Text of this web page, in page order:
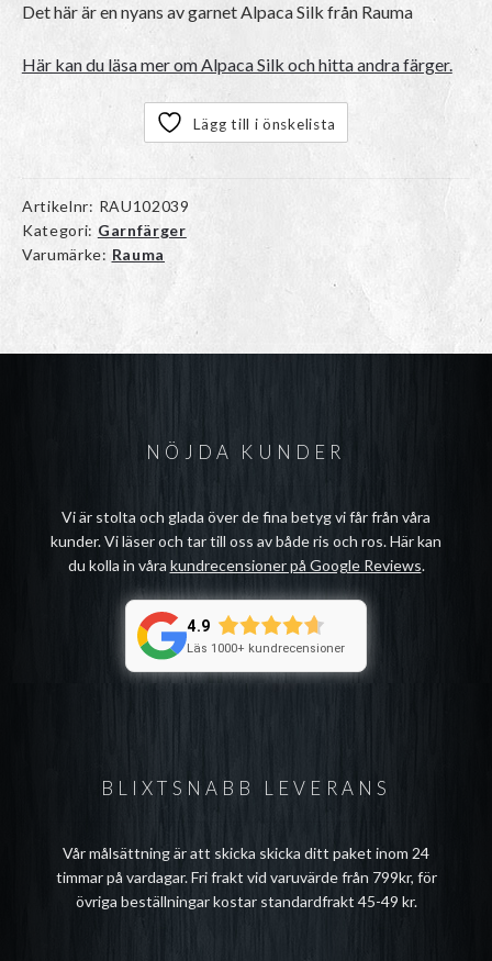
Det här är en nyans av garnet Alpaca Silk från Rauma
Här kan du läsa mer om Alpaca Silk och hitta andra färger.
Lägg till i önskelista
Artikelnr: RAU102039
Kategori: Garnfärger
Varumärke: Rauma
BLIXTSNABB LEVERANS
Vår målsättning är att skicka skicka ditt paket inom 24
timmar på vardagar. Fri frakt vid varuvärde från 799kr, för
övriga beställningar kostar standardfrakt 45-49 kr.
NÖJDA KUNDER
Vi är stolta och glada över de fina betyg vi får från våra
kunder. Vi läser och tar till oss av både ris och ros. Här kan
du kolla in våra kundrecensioner på Google Reviews.
4.9
Läs 1000+ kundrecensioner